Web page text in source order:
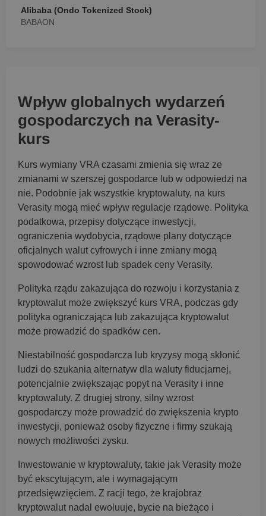
Alibaba (Ondo Tokenized Stock)
BABAON
Wpływ globalnych wydarzeń
gospodarczych na Verasity-
kurs
Kurs wymiany VRA czasami zmienia się wraz ze
zmianami w szerszej gospodarce lub w odpowiedzi na
nie. Podobnie jak wszystkie kryptowaluty, na kurs
Verasity mogą mieć wpływ regulacje rządowe. Polityka
podatkowa, przepisy dotyczące inwestycji,
ograniczenia wydobycia, rządowe plany dotyczące
oficjalnych walut cyfrowych i inne zmiany mogą
spowodować wzrost lub spadek ceny Verasity.
Polityka rządu zakazująca do rozwoju i korzystania z
kryptowalut może zwiększyć kurs VRA, podczas gdy
polityka ograniczająca lub zakazująca kryptowalut
może prowadzić do spadków cen.
Niestabilność gospodarcza lub kryzysy mogą skłonić
ludzi do szukania alternatyw dla waluty fiducjarnej,
potencjalnie zwiększając popyt na Verasity i inne
kryptowaluty. Z drugiej strony, silny wzrost
gospodarczy może prowadzić do zwiększenia krypto
inwestycji, ponieważ osoby fizyczne i firmy szukają
nowych możliwości zysku.
Inwestowanie w kryptowaluty, takie jak Verasity może
być ekscytującym, ale i wymagającym
przedsięwzięciem. Z racji tego, że krajobraz
kryptowalut nadal ewoluuje, bycie na bieżąco i